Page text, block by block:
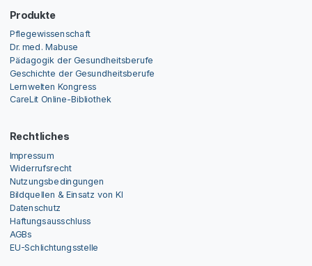
Produkte
Pflegewissenschaft
Dr. med. Mabuse
Pädagogik der Gesundheitsberufe
Geschichte der Gesundheitsberufe
Lernwelten Kongress
CareLit Online-Bibliothek
Rechtliches
Impressum
Widerrufsrecht
Nutzungsbedingungen
Bildquellen & Einsatz von KI
Datenschutz
Haftungsausschluss
AGBs
EU-Schlichtungsstelle